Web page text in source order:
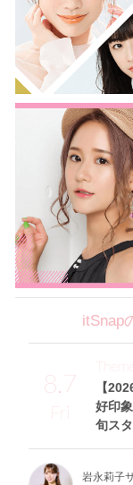
itSnap
8.7
Fri
【
好印
旬ス
Theme
岩永莉子